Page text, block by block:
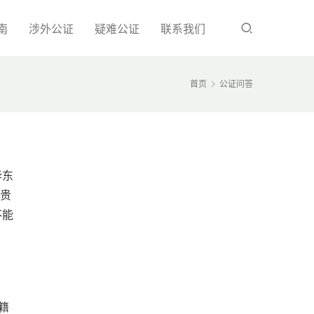
涉外公证 疑难公证 联系我们
首页 公证问答